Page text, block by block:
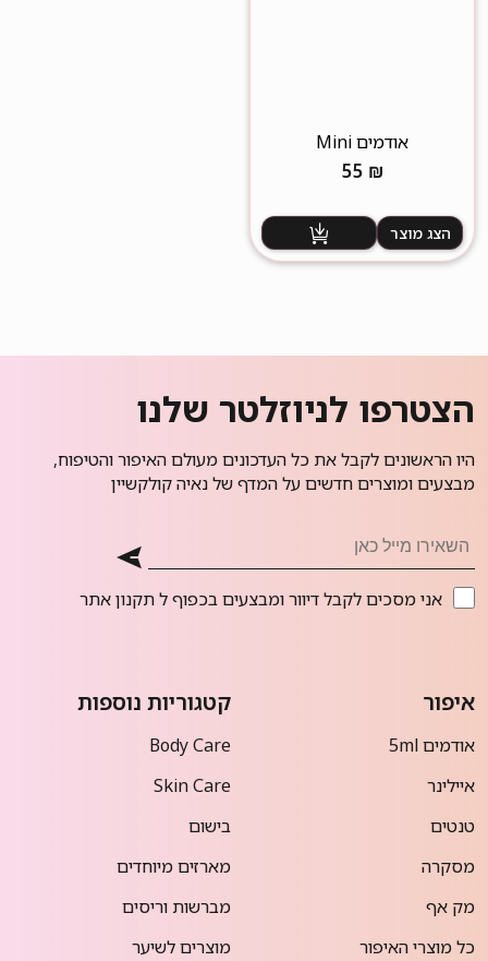
אודמים Mini
55 ₪
הצג מוצר
הצטרפו לניוזלטר שלנו
היו הראשונים לקבל את כל העדכונים מעולם האיפור והטיפוח,
מבצעים ומוצרים חדשים על המדף של נאיה קולקשיין
אני מסכים לקבל דיוור ומבצעים בכפוף לתקנון אתר
איפור
אודמים 5ml
איילינר
טנטים
מסקרה
מק אף
כל מוצרי האיפור
קטגוריות נוספות
Body Care
Skin Care
בישום
מארזים מיוחדים
מברשות וריסים
מוצרים לשיער